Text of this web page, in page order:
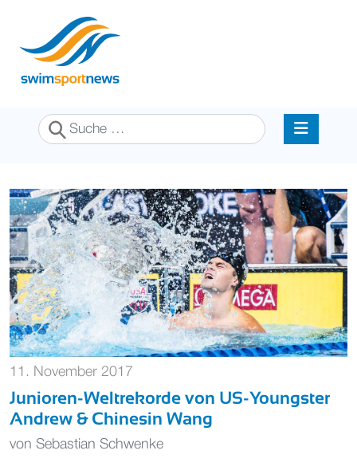
Suchen
11. November 2017
Junioren-Weltrekorde von US-Youngster
Andrew & Chinesin Wang
von Sebastian Schwenke